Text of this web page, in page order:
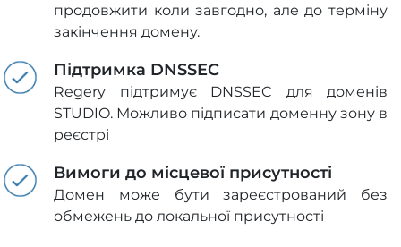
продовжити коли завгодно, але до терміну
закінчення домену.
Підтримка DNSSEC
Regery підтримує DNSSEC для доменів
STUDIO. Можливо підписати доменну зону в
реєстрі
Вимоги до місцевої присутності
Домен може бути зареєстрований без
обмежень до локальної присутності